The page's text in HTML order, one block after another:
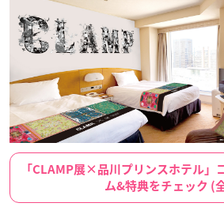
「CLAMP展×品川プリンスホテル」
ム&特典をチェック (